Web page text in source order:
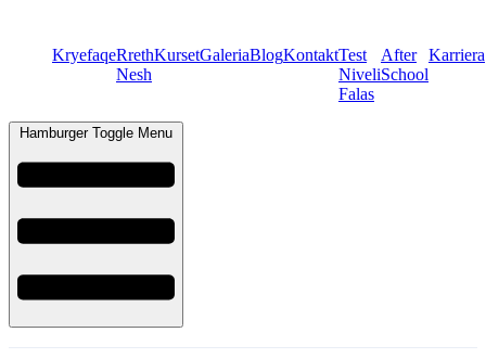
KryefaqeRreth
Nesh
KursetGaleriaBlogKontaktTest
Niveli
Falas
After
School
Karriera
Hamburger Toggle Menu